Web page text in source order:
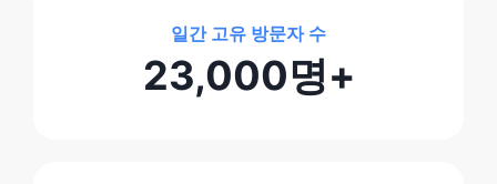
일간 고유 방문자 수
23,000명+